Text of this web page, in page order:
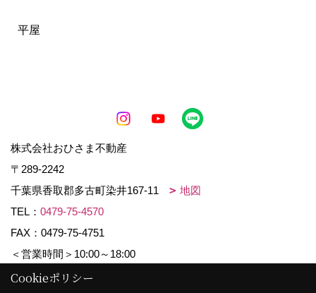
平屋
株式会社おひさま不動産
〒289-2242
千葉県香取郡多古町染井167-11
地図
TEL： 0479-75-4570
FAX：0479-75-4751
＜営業時間＞10:00～18:00
＜定休日＞水曜日・日曜日
Cookieポリシー